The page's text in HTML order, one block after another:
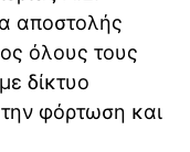
αποστολής
όλους τους
δίκτυο
φόρτωση και